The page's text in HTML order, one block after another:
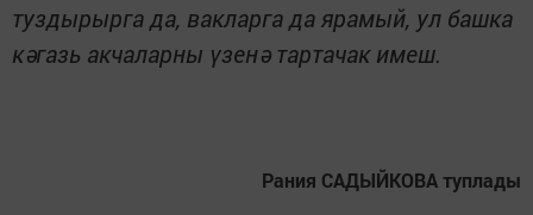
туздырырга да, вакларга да ярамый, ул башка
кәгазь акчаларны үзенә тартачак имеш.
Рания САДЫЙКОВА туплады